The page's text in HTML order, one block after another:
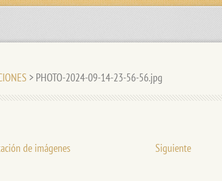
> PHOTO-2024-09-14-23-56-56.jpg
de imágenes Siguiente